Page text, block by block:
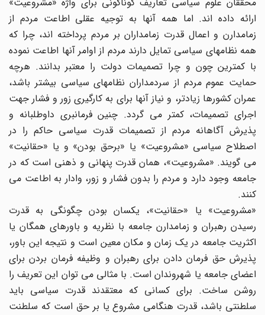
ارائه داده اند. اما همه آنها به توجیه عقلی اطاعت مردم از
زمامدارن و اعمال قدرت زمامداران بر مردم پرداخته اند، چرا که
همه نظامهای سیاسی تمایل دارند مردم از اوامر آنها اطاعت نموده
با کمترین چون و چرا تصمیمات دولت را معتبر بدانند. هرچه
حمایت عموم مردم از سردمداران نظامهای سیاسی بیشتر باشد،
عمران کشورها زیادتر، و نیاز آنها برای به کارگیری زور و فشار جهت
اجرای تصمیمات، کمتر می گردد. چنین فرمانبری داوطلبانه و
پذیرش آگاهانه مردم از تصمیمات قدرت سیاسی حاکم را در
اصطلاح سیاسی «مشروعیت» یا «برحق بودن» و یا «حقانیت»
می گویند. «مشروعیت»، همان قدرت پنهانی و ذهنی است که در
جامعه وجود دارد و مردم را بدون فشار و زور، وادار به اطاعت می
کنند.
«مشروعیت» یا «حقانیت»، یکسان بودن چگونگی به قدرت
رسیدن رهبران و زمامدارن جامعه با نظریه و باورهای همگان یا
اکثریت جامعه در یک زمان و مکان معین است و نتیجه این باور،
پذیرش حق فرمان دادن برای رهبران و وظیفه فرمان بردن برای
اعضای جامعه یا شهروندان است. با مثالی می توان این تعریف را
روشن ساخت. برای کسانی که معتقدند قدرت سیاسی باید
سلطنتی باشد، قدرت هنگامی مشروع یا بر حق است که سلطنت